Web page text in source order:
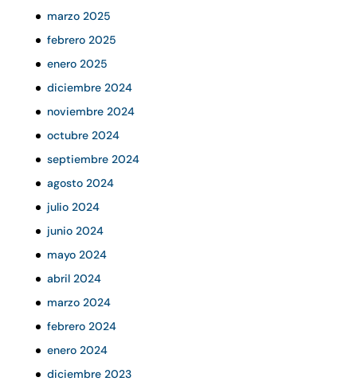
marzo 2025
febrero 2025
enero 2025
diciembre 2024
noviembre 2024
octubre 2024
septiembre 2024
agosto 2024
julio 2024
junio 2024
mayo 2024
abril 2024
marzo 2024
febrero 2024
enero 2024
diciembre 2023